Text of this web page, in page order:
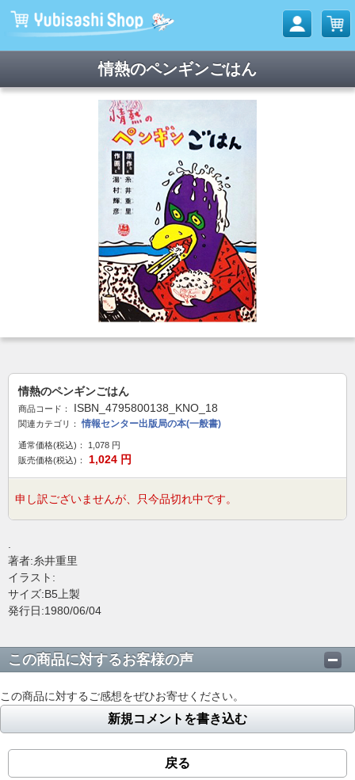
情熱のペンギンごはん
情熱のペンギンごはん
商品コード： ISBN_4795800138_KNO_18
関連カテゴリ： 情報センター出版局の本(一般書)
通常価格(税込)： 1,078 円
販売価格(税込)：
1,024 円
申し訳ございませんが、只今品切れ中です。
著者:糸井重里
イラスト:
サイズ:B5上製
発行日:1980/06/04
この商品に対するお客様の声
この商品に対するご感想をぜひお寄せください。
新規コメントを書き込む
戻る